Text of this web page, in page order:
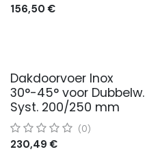
156,50 €
Dakdoorvoer Inox
30°-45° voor Dubbelw.
Syst. 200/250 mm
(0)
230,49 €